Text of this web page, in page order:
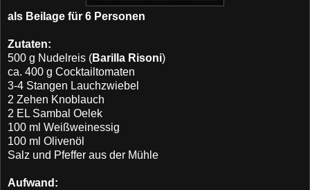
als Beilage für 6 Personen
Zutaten:
500 g Nudelreis (Barilla Risoni)
ca. 400 g Cocktailtomaten
3-4 Stangen Lauchzwiebel
2 Zehen Knoblauch
2 EL Sambal Oelek
100 ml Weißweinessig
100 ml Olivenöl
Salz und Pfeffer aus der Mühle
Aufwand: